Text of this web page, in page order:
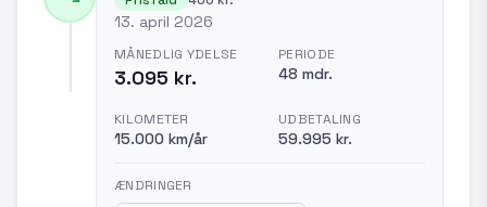
13. april 2026
MÅNEDLIG YDELSE
3.095 kr.
PERIODE
48 mdr.
KILOMETER
15.000 km/år
UDBETALING
59.995 kr.
ÆNDRINGER